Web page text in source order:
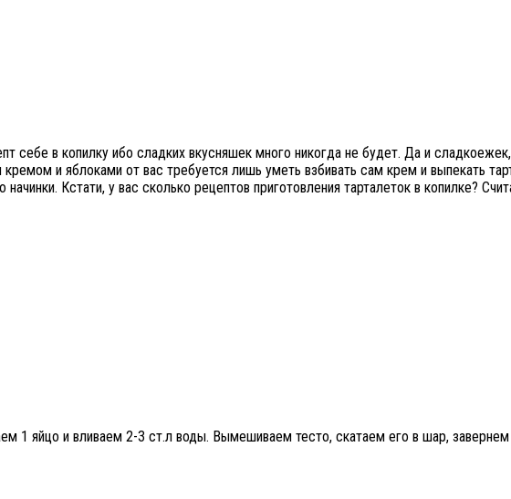
себе в копилку ибо сладких вкусняшек много никогда не будет. Да и
и яблоками от вас требуется лишь уметь взбивать сам крем и выпекать
Кстати, у вас сколько рецептов приготовления тарталеток в копилке?
1 яйцо и вливаем 2-3 ст.л воды. Вымешиваем тесто, скатаем его в шар,